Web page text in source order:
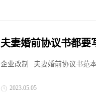
夫妻婚前协议书都要
哦
企业改制 夫妻婚前协议书范
2023.05.05